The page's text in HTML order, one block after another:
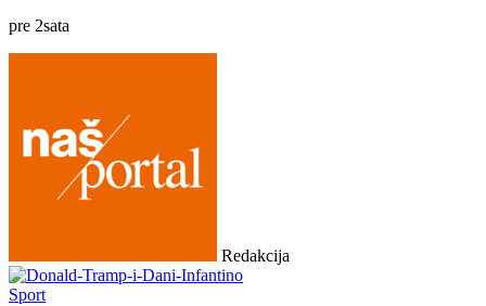
pre 2sata
Redakcija
Sport